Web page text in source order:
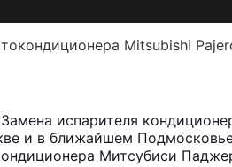
Mitsubishi
испарителя
и в ближайшем
Митсубиси